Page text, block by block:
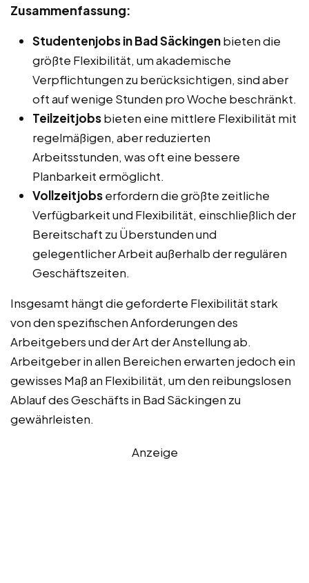
Zusammenfassung:
Studentenjobs in Bad Säckingenbieten die
größte Flexibilität, um akademische
Verpflichtungen zu berücksichtigen, sind aber
oft auf wenige Stunden pro Woche beschränkt.
Teilzeitjobsbieten eine mittlere Flexibilität mit
regelmäßigen, aber reduzierten
Arbeitsstunden, was oft eine bessere
Planbarkeit ermöglicht.
Vollzeitjobserfordern die größte zeitliche
Verfügbarkeit und Flexibilität, einschließlich der
Bereitschaft zu Überstunden und
gelegentlicher Arbeit außerhalb der regulären
Geschäftszeiten.
Insgesamt hängt die geforderte Flexibilität stark
von den spezifischen Anforderungen des
Arbeitgebers und der Art der Anstellung ab.
Arbeitgeber in allen Bereichen erwarten jedoch ein
gewisses Maß an Flexibilität, um den reibungslosen
Ablauf des Geschäfts in Bad Säckingen zu
gewährleisten.
Anzeige